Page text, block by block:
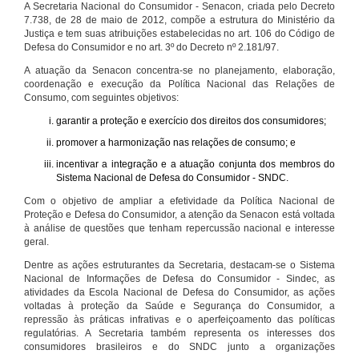
A Secretaria Nacional do Consumidor - Senacon, criada pelo Decreto
7.738, de 28 de maio de 2012, compõe a estrutura do Ministério da
Justiça e tem suas atribuições estabelecidas no art. 106 do Código de
Defesa do Consumidor e no art. 3º do Decreto nº 2.181/97.
A atuação da Senacon concentra-se no planejamento, elaboração,
coordenação e execução da Política Nacional das Relações de
Consumo, com seguintes objetivos:
garantir a proteção e exercício dos direitos dos consumidores;
promover a harmonização nas relações de consumo; e
incentivar a integração e a atuação conjunta dos membros do
Sistema Nacional de Defesa do Consumidor - SNDC.
Com o objetivo de ampliar a efetividade da Política Nacional de
Proteção e Defesa do Consumidor, a atenção da Senacon está voltada
à análise de questões que tenham repercussão nacional e interesse
geral.
Dentre as ações estruturantes da Secretaria, destacam-se o Sistema
Nacional de Informações de Defesa do Consumidor - Sindec, as
atividades da Escola Nacional de Defesa do Consumidor, as ações
voltadas à proteção da Saúde e Segurança do Consumidor, a
repressão às práticas infrativas e o aperfeiçoamento das políticas
regulatórias. A Secretaria também representa os interesses dos
consumidores brasileiros e do SNDC junto a organizações